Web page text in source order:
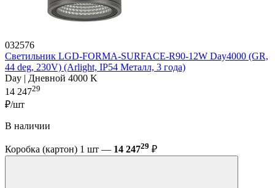
032576
Светильник LGD-FORMA-SURFACE-R90-12W Day4000 (GR,
44 deg, 230V) (Arlight, IP54 Металл, 3 года)
Day | Дневной 4000 K
14 24729
₽/шт
В наличии
Коробка (картон) 1 шт — 14 24729 ₽